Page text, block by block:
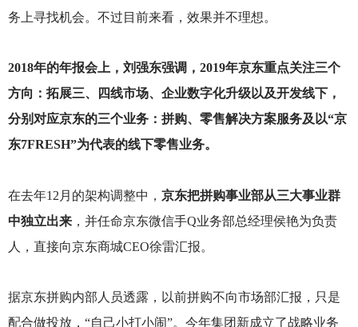
务上寻找机会。不过目前来看，效果并不理想。
2018年的年报会上，刘强东强调，2019年京东重点关注三个
方向：拓展三、四线市场、企业数字化升级以及开发线下，
分别对应京东的三个业务：拼购、零售解决方案服务及以“京
东7FRESH”为代表的线下零售业务。
在去年12月的架构调整中， 京东把拼购事业部从三大事业群
中独立出来，并任命京东微信手Q业务部总经理侯艳为负责
人，直接向京东商城CEO徐雷汇报。
据京东拼购内部人员透露，以前拼购不向市场部汇报，只是
配合做投放，“自己小打小闹”。今年集团新成立了战略业务